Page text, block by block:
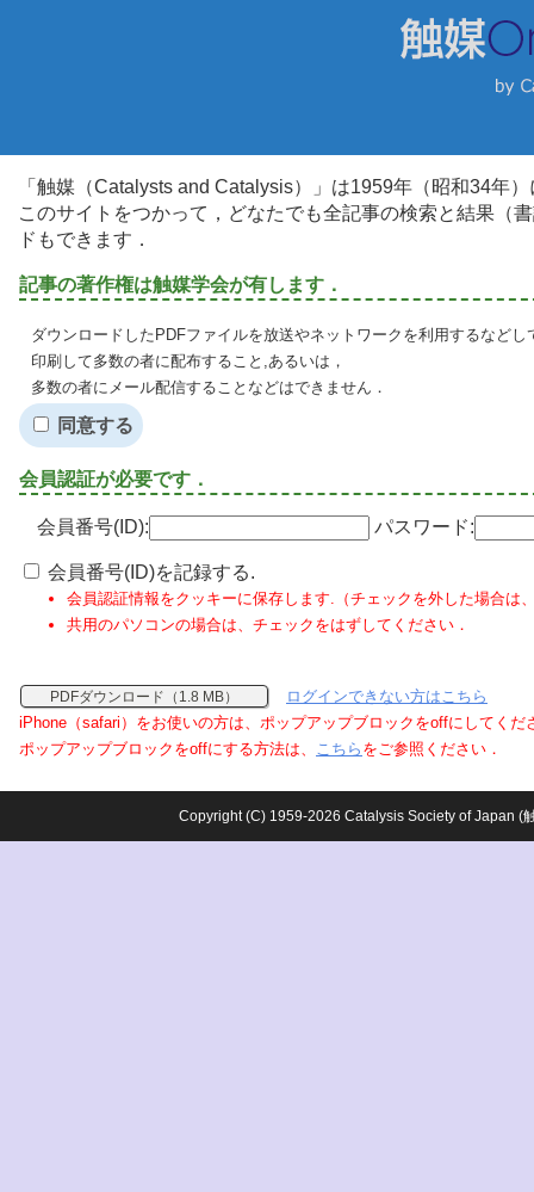
「触媒（Catalysts and Catalysis）」は1959年（昭和34年
このサイトをつかって，どなたでも全記事の検索と結果（
ドもできます．
記事の著作権は触媒学会が有します．
ダウンロードしたPDFファイルを放送やネットワークを利用するなど
印刷して多数の者に配布すること,あるいは，
多数の者にメール配信することなどはできません．
同意する
会員認証が必要です．
会員番号(ID): パスワード:
会員番号(ID)を記録する.
会員認証情報をクッキーに保存します.（チェックを外した場合は
共用のパソコンの場合は、チェックをはずしてください．
PDFダウンロード（1.8 MB）
ログインできない方はこちら
iPhone（safari）をお使いの方は、ポップアップブロックをoffにしてくだ
ポップアップブロックをoffにする方法は、 こちら をご参照ください．
Copyright (C) 1959-2026 Catalysis Society of Japan (